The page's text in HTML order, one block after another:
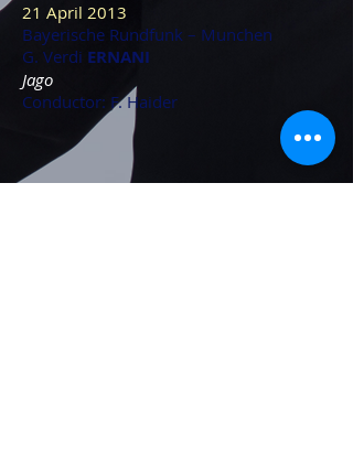
21 April 2013
Bayerische Rundfunk – Munchen
G. Verdi ERNANI
Jago
Conductor: F. Haider